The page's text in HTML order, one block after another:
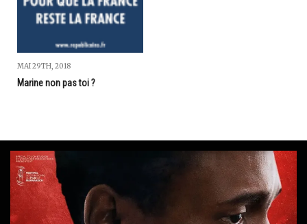
MAI 29TH, 2018
Marine non pas toi ?